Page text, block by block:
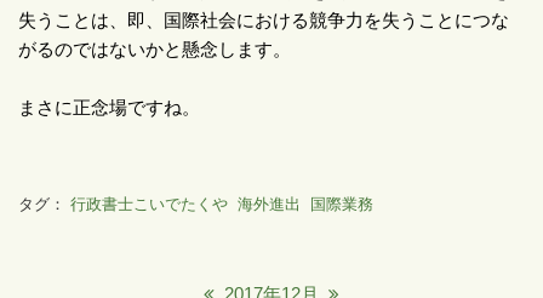
2017年12月
失うことは、即、国際社会における競争力を失うことにつな
がるのではないかと懸念します。
まさに正念場ですね。
タグ： 行政書士こいでたくや 海外進出 国際業務